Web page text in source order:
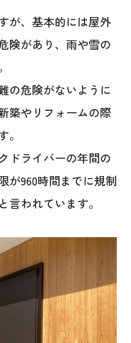
中央2-4-2
社)
ダイヤル)
町2-11-40 1F
イヤル)
が、基本的には屋外
険があり、雨や雪の
の危険がないように
築やリフォームの際
ドライバーの年間の
が960時間までに規制
言われています。